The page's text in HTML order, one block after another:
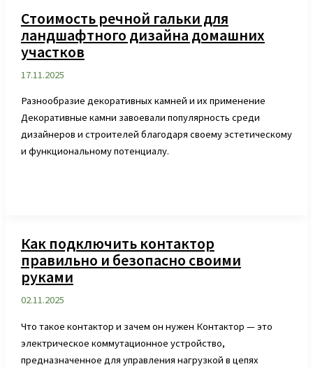
Стоимость речной гальки для
ландшафтного дизайна домашних
участков
17.11.2025
Разнообразие декоративных камней и их применение
Декоративные камни завоевали популярность среди
дизайнеров и строителей благодаря своему эстетическому
и функциональному потенциалу.
Как подключить контактор
правильно и безопасно своими
руками
02.11.2025
Что такое контактор и зачем он нужен Контактор — это
электрическое коммутационное устройство,
предназначенное для управления нагрузкой в цепях